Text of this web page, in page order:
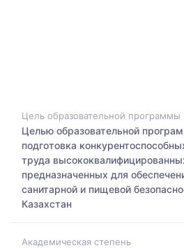
Цель образовательной программы
Целью образовательной
подготовка
труда
предназначенных для
санитарной и пищевой
Казахстан
Академическая степень